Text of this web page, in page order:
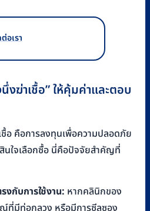
อเรา
งฆ่าเชื้อ” ให้คุ้มค่าและตอบ
อ คือการลงทุนเพื่อความปลอดภัย
นใจเลือกซื้อ นี่คือปัจจัยสำคัญที่
งกับการใช้งาน: หากคลินิกของ
ที่มีท่อกลวง หรือมีการซีลซอง